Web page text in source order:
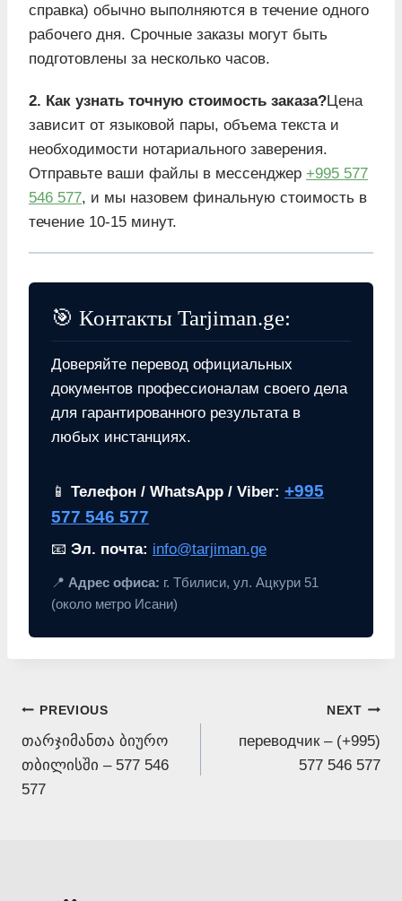
справка) обычно выполняются в течение одного
рабочего дня. Срочные заказы могут быть
подготовлены за несколько часов.
2. Как узнать точную стоимость заказа?Цена
зависит от языковой пары, объема текста и
необходимости нотариального заверения.
Отправьте ваши файлы в мессенджер +995 577
546 577, и мы назовем финальную стоимость в
течение 10-15 минут.
🎯 Контакты Tarjiman.ge:
Доверяйте перевод официальных
документов профессионалам своего дела
для гарантированного результата в
любых инстанциях.
📱 Телефон / WhatsApp / Viber: +995
577 546 577
📧 Эл. почта: info@tarjiman.ge
📍 Адрес офиса: г. Тбилиси, ул. Ацкури 51
(около метро Исани)
Post
navigation
PREVIOUS
თარჯიმანთა ბიურო
თბილისში – 577 546
577
NEXT
переводчик – (+995)
577 546 577